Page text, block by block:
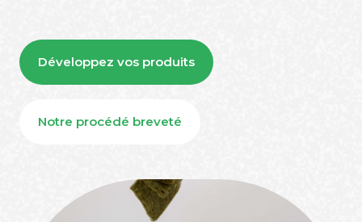
Développez vos produits
Notre procédé breveté